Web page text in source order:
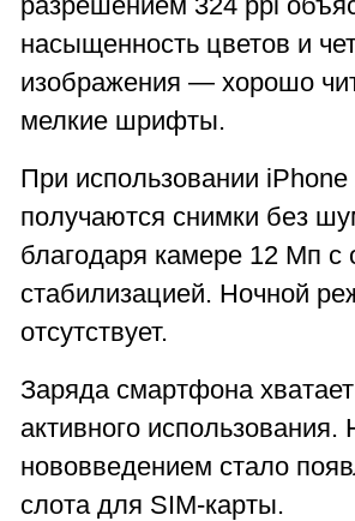
насыщенность цветов и
изображения — хорошо
мелкие шрифты.
При использовании iPhone
получаются снимки без
благодаря камере 12 Мп с
стабилизацией. Ночной
отсутствует.
Заряда смартфона
активного
нововведением стало
слота для SIM-карты.